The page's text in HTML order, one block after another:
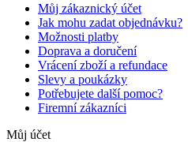
Můj zákaznický účet
Jak mohu zadat objednávku?
Možnosti platby
Doprava a doručení
Vrácení zboží a refundace
Slevy a poukázky
Potřebujete další pomoc?
Firemní zákazníci
Můj účet